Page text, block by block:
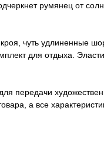
румянец от
чуть удлиненные
для отдыха.
передачи
а все